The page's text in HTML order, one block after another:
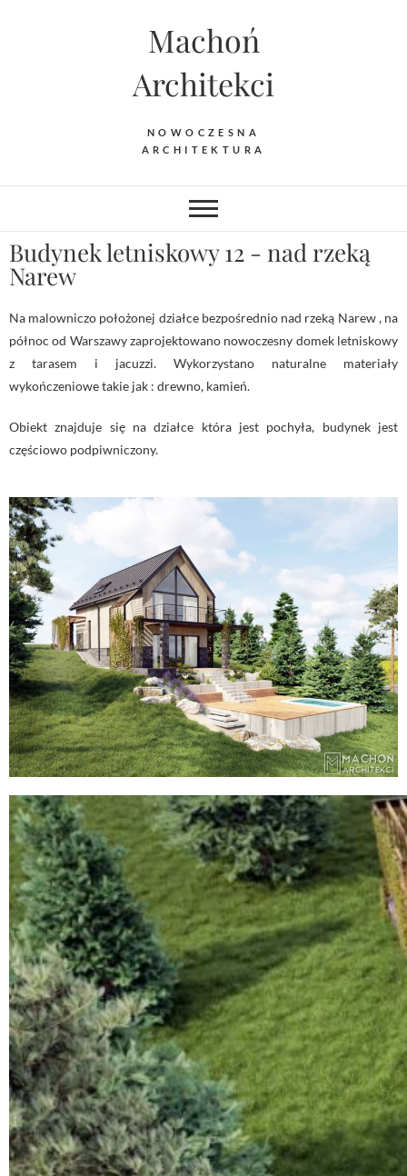
Machoń
Architekci
NOWOCZESNA
ARCHITEKTURA
Budynek letniskowy 12 - nad rzeką
Narew
Na malowniczo położonej działce bezpośrednio nad rzeką Narew , na
północ od Warszawy zaprojektowano nowoczesny domek letniskowy
z tarasem i jacuzzi. Wykorzystano naturalne materiały
wykończeniowe takie jak : drewno, kamień.
Obiekt znajduje się na działce która jest pochyła, budynek jest
częściowo podpiwniczony.